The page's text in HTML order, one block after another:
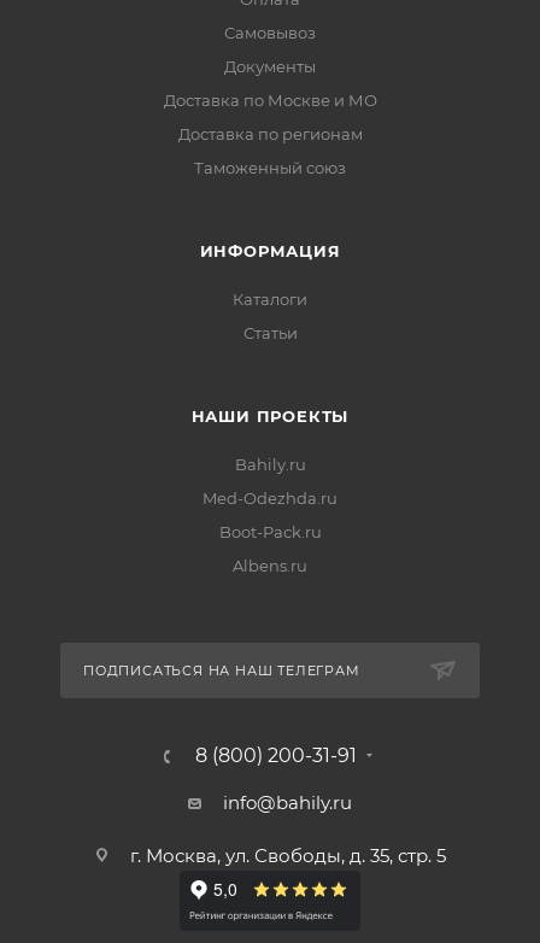
Самовывоз
Документы
Доставка по Москве и МО
Доставка по регионам
Таможенный союз
ИНФОРМАЦИЯ
Каталоги
Статьи
НАШИ ПРОЕКТЫ
Bahily.ru
Med-Odezhda.ru
Boot-Pack.ru
Albens.ru
ПОДПИСАТЬСЯ НА НАШ ТЕЛЕГРАМ
8 (800) 200-31-91
info@bahily.ru
г. Москва, ул. Свободы, д. 35, стр. 5